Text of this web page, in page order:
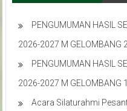
PENGUMUMAN HASIL
2026-2027 M GELOMBANG 2
PENGUMUMAN HASIL
2026-2027 M GELOMBANG 1
Acara Silaturahmi